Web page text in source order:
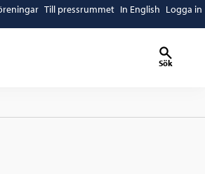
Till pressrummet In English Logga in
Sök